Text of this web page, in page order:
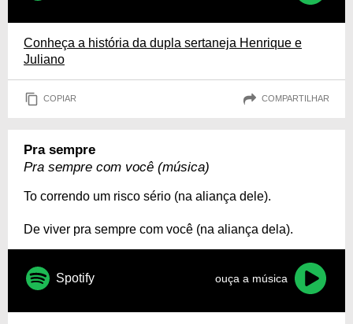
Conheça a história da dupla sertaneja Henrique e
Juliano
COPIAR COMPARTILHAR
Pra sempre
Pra sempre com você (música)
To correndo um risco sério (na aliança dele).
De viver pra sempre com você (na aliança dela).
Spotify ouça a música